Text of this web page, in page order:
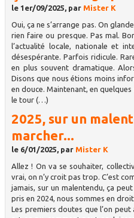
le 1er/09/2025, par Mister K
Oui, ça ne s’arrange pas. On
rien faire ou presque. Pas mal.
l’actualité locale, nationale et
désespérante. Parfois ridicule.
en plus souvent dramatique.
Disons que nous étions moins
en douce. Maintenant, en
le tour (…)
2025, sur un
marcher...
le 6/01/2025, par Mister K
Allez ! On va se souhaiter,
vrai, on n’y croit pas trop. C’est
jamais, sur un malentendu, ça
pris en 2024, nous sommes en
Les premiers doutes que l’on peut